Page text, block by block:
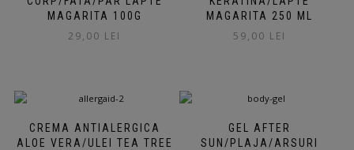
MAGARITA 100G
29,00 LEI
MAGARITA 250 ML
59,00 LEI
CREMA ANTIALERGICA
ALOE VERA/ULEI TEA TREE
GEL AFTER
SUN/PLAJA/ARSURI